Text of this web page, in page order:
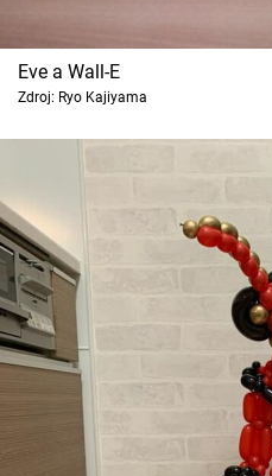
Eve a Wall-E
Zdroj: Ryo Kajiyama